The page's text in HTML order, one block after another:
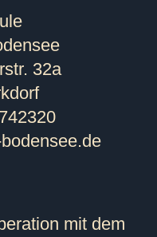
32a
mit dem